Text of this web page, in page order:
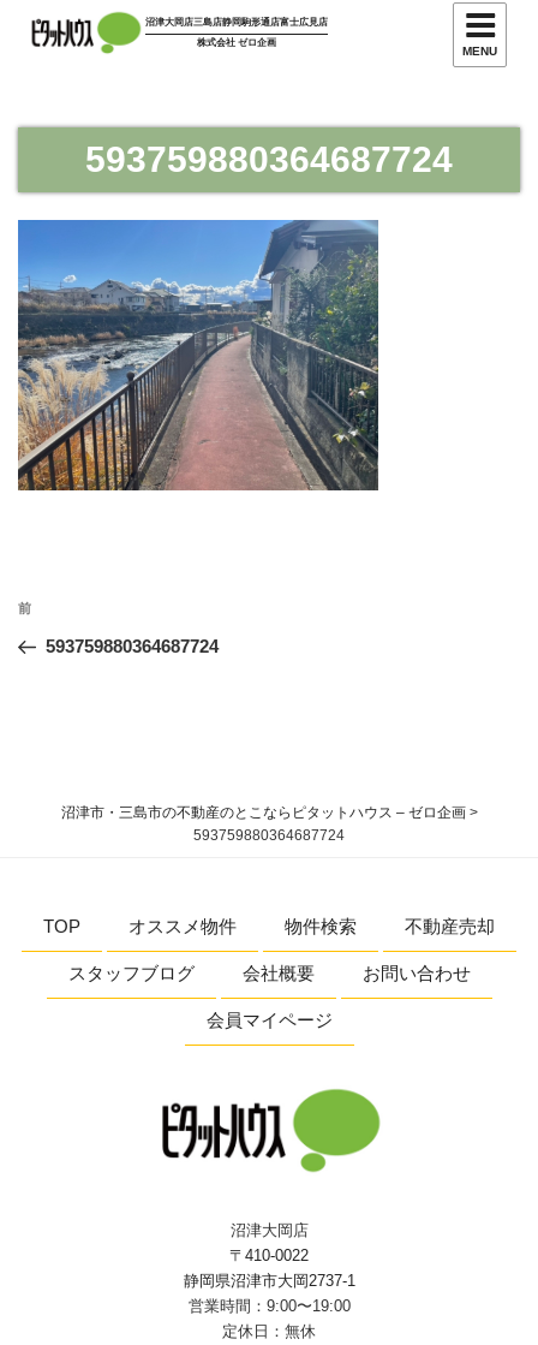
ツ
沼津大岡店三島店静岡駒形通店富士広見店
株式会社 ゼロ企画
MENU
593759880364687724
投
ナ
過
去
前
593759880364687724
沼津市・三島市の不動産のとこならピタットハウス – ゼロ企画>
593759880364687724
TOP オススメ物件 物件検索 不動産売却
スタッフブログ 会社概要 お問い合わせ
会員マイページ
沼津大岡店
〒410-0022
静岡県沼津市大岡2737-1
営業時間：9:00〜19:00
定休日：無休